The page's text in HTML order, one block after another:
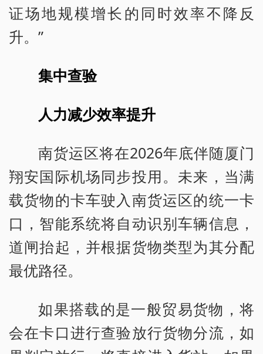
证场地规模增长的同时效率不降反
升。”
集中查验
人力减少效率提升
南货运区将在2026年底伴随厦门
翔安国际机场同步投用。未来，当满
载货物的卡车驶入南货运区的统一卡
口，智能系统将自动识别车辆信息，
道闸抬起，并根据货物类型为其分配
最优路径。
如果搭载的是一般贸易货物，将
会在卡口进行查验放行货物分流，如